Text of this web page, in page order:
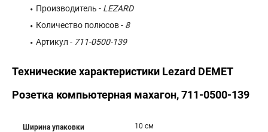
Производитель - LEZARD
Количество полюсов - 8
Артикул - 711-0500-139
Технические характеристики Lezard DEMET
Розетка компьютерная махагон, 711-0500-139
Ширина упаковки 10 см